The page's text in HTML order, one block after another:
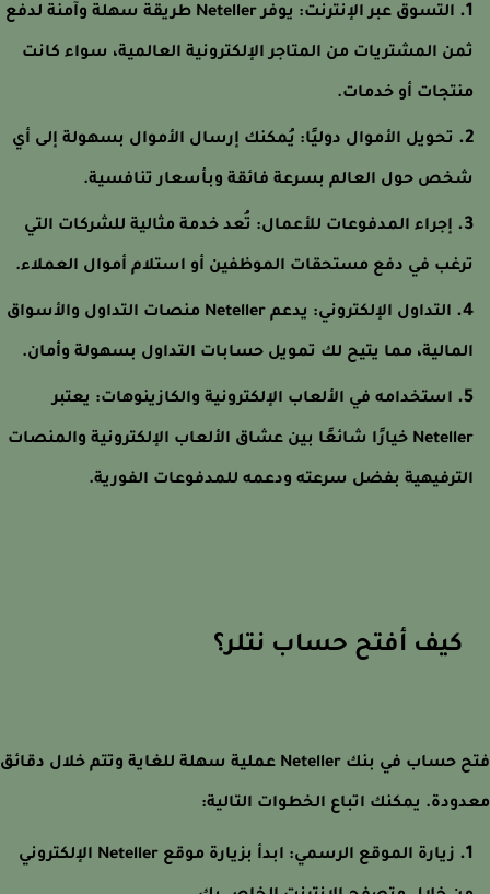
التسوق عبر الإنترنت: يوفر Neteller طريقة سهلة وآمنة لدفع
المشتريات من المتاجر الإلكترونية العالمية، سواء كانت
أو خدمات.
تحويل الأموال دوليًا: يُمكنك إرسال الأموال بسهولة إلى أي
حول العالم بسرعة فائقة وبأسعار تنافسية.
إجراء المدفوعات للأعمال: تُعد خدمة مثالية للشركات التي
في دفع مستحقات الموظفين أو استلام أموال العملاء.
التداول الإلكتروني: يدعم Neteller منصات التداول والأسواق
مما يتيح لك تمويل حسابات التداول بسهولة وأمان.
استخدامه في الألعاب الإلكترونية والكازينوهات: يعتبر
Neteller خيارًا شائعًا بين عشاق الألعاب الإلكترونية والمنصات
بفضل سرعته ودعمه للمدفوعات الفورية.
كيف أفتح حساب نتلر؟
فتح حساب في بنك Neteller عملية سهلة للغاية وتتم خلال دقائق
يمكنك اتباع الخطوات التالية:
زيارة الموقع الرسمي: ابدأ بزيارة موقع Neteller الإلكتروني